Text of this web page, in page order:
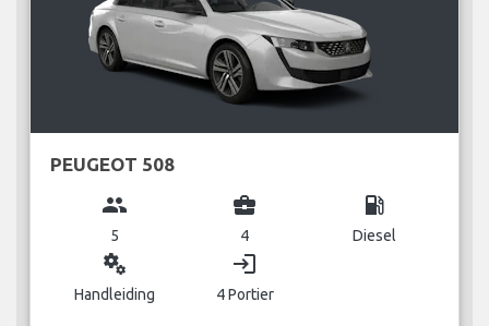
PEUGEOT 508
group
5
business_center
4
local_gas_station
Diesel
miscellaneous_services
Handleiding
login
4 Portier